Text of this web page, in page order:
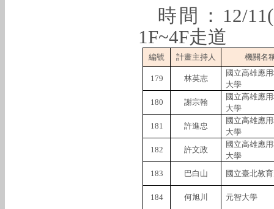
時間： 12/11(
1F~4F走道
編號 計畫主持人 機關名
179 林英志
國立高雄應
大學
180
謝宗翰
國立高雄應
大學
181
許進忠
國立高雄應
大學
182
許文政
國立高雄應
大學
183
巴白山 國立臺北教
184 何旭川 元智大學